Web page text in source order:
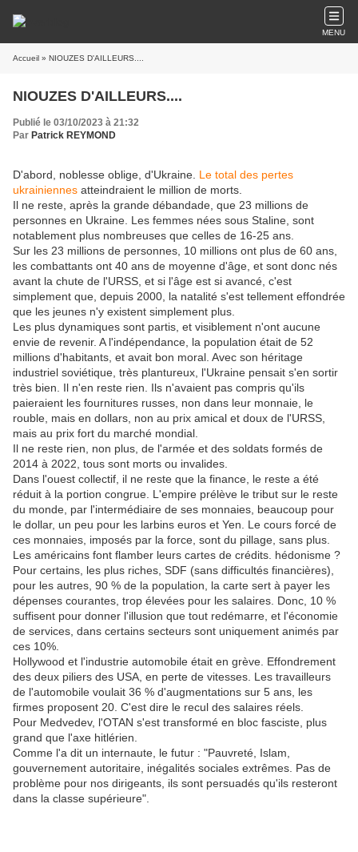
MENU
Accueil » NIOUZES D'AILLEURS....
NIOUZES D'AILLEURS....
Publié le 03/10/2023 à 21:32
Par Patrick REYMOND
D'abord, noblesse oblige, d'Ukraine. Le total des pertes
ukrainiennes atteindraient le million de morts.
Il ne reste, après la grande débandade, que 23 millions de
personnes en Ukraine. Les femmes nées sous Staline, sont
notablement plus nombreuses que celles de 16-25 ans.
Sur les 23 millions de personnes, 10 millions ont plus de 60 ans,
les combattants ont 40 ans de moyenne d'âge, et sont donc nés
avant la chute de l'URSS, et si l'âge est si avancé, c'est
simplement que, depuis 2000, la natalité s'est tellement effondrée
que les jeunes n'y existent simplement plus.
Les plus dynamiques sont partis, et visiblement n'ont aucune
envie de revenir. A l'indépendance, la population était de 52
millions d'habitants, et avait bon moral. Avec son héritage
industriel soviétique, très plantureux, l'Ukraine pensait s'en sortir
très bien. Il n'en reste rien. Ils n'avaient pas compris qu'ils
paieraient les fournitures russes, non dans leur monnaie, le
rouble, mais en dollars, non au prix amical et doux de l'URSS,
mais au prix fort du marché mondial.
Il ne reste rien, non plus, de l'armée et des soldats formés de
2014 à 2022, tous sont morts ou invalides.
Dans l'ouest collectif, il ne reste que la finance, le reste a été
réduit à la portion congrue. L'empire prélève le tribut sur le reste
du monde, par l'intermédiaire de ses monnaies, beaucoup pour
le dollar, un peu pour les larbins euros et Yen. Le cours forcé de
ces monnaies, imposés par la force, sont du pillage, sans plus.
Les américains font flamber leurs cartes de crédits. hédonisme ?
Pour certains, les plus riches, SDF (sans difficultés financières),
pour les autres, 90 % de la population, la carte sert à payer les
dépenses courantes, trop élevées pour les salaires. Donc, 10 %
suffisent pour donner l'illusion que tout redémarre, et l'économie
de services, dans certains secteurs sont uniquement animés par
ces 10%.
Hollywood et l'industrie automobile était en grève. Effondrement
des deux piliers des USA, en perte de vitesses. Les travailleurs
de l'automobile voulait 36 % d'augmentations sur 5 ans, les
firmes proposent 20. C'est dire le recul des salaires réels.
Pour Medvedev, l'OTAN s'est transformé en bloc fasciste, plus
grand que l'axe hitlérien.
Comme l'a dit un internaute, le futur : "Pauvreté, Islam,
gouvernement autoritaire, inégalités sociales extrêmes. Pas de
problème pour nos dirigeants, ils sont persuadés qu'ils resteront
dans la classe supérieure".